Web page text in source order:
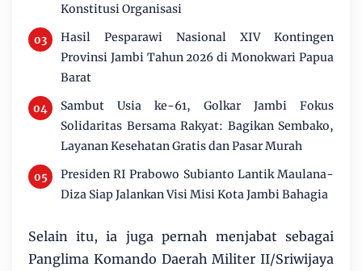
Konstitusi Organisasi
Hasil Pesparawi Nasional XIV Kontingen
Provinsi Jambi Tahun 2026 di Monokwari Papua
Barat
Sambut Usia ke-61, Golkar Jambi Fokus
Solidaritas Bersama Rakyat: Bagikan Sembako,
Layanan Kesehatan Gratis dan Pasar Murah
Presiden RI Prabowo Subianto Lantik Maulana-
Diza Siap Jalankan Visi Misi Kota Jambi Bahagia
Selain itu, ia juga pernah menjabat sebagai
Panglima Komando Daerah Militer II/Sriwijaya